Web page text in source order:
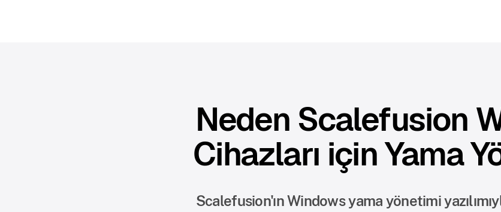
Neden Scalefusion
Cihazları için Yama
Scalefusion'ın Windows yama yönetimi